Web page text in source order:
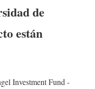
de
están
Investment Fund -